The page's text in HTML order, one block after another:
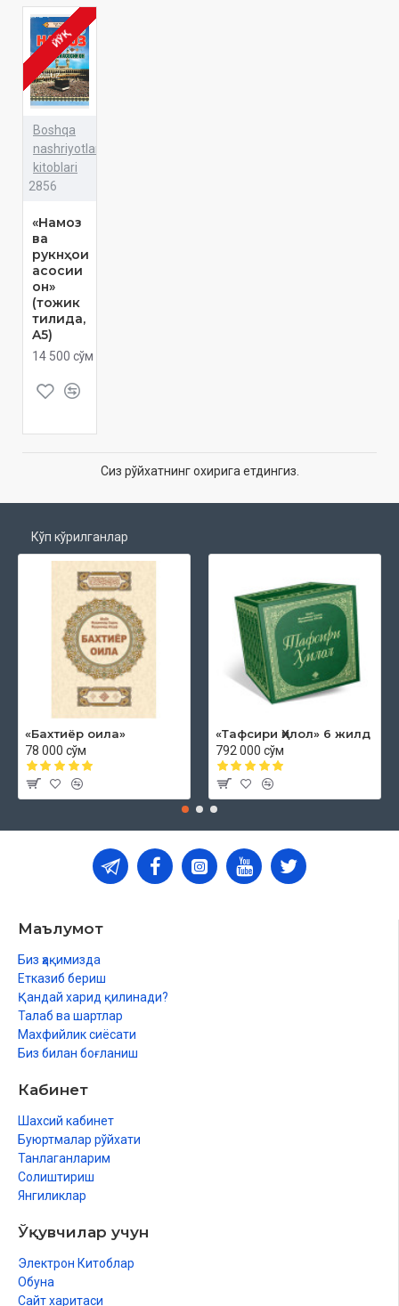
ЙЎҚ
Boshqa
nashriyotlar
kitoblari
2856
«Намоз
ва
рукнҳои
асосии
он»
(тожик
тилида,
A5)
14 500 сўм
Сиз рўйхатнинг охирига етдингиз.
Кўп кўрилганлар
«Бахтиёр оила»
78 000 сўм
«Тафсири Ҳилол» 6 жилд
792 000 сўм
Маълумот
Биз ҳақимизда
Етказиб бериш
Қандай харид қилинади?
Талаб ва шартлар
Махфийлик сиёсати
Биз билан боғланиш
Кабинет
Шахсий кабинет
Буюртмалар рўйхати
Танлаганларим
Солиштириш
Янгиликлар
Ўқувчилар учун
Электрон Китоблар
Обуна
Сайт харитаси